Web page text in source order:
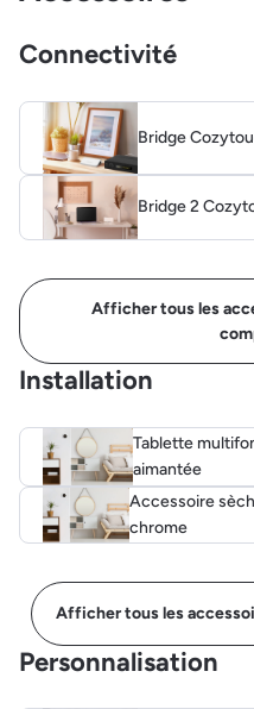
Connectivité
Bridge
Bridge 2
Afficher tous les
Installation
Tablette
aimantée
Accessoire
chrome
Afficher tous les
Personnalisation